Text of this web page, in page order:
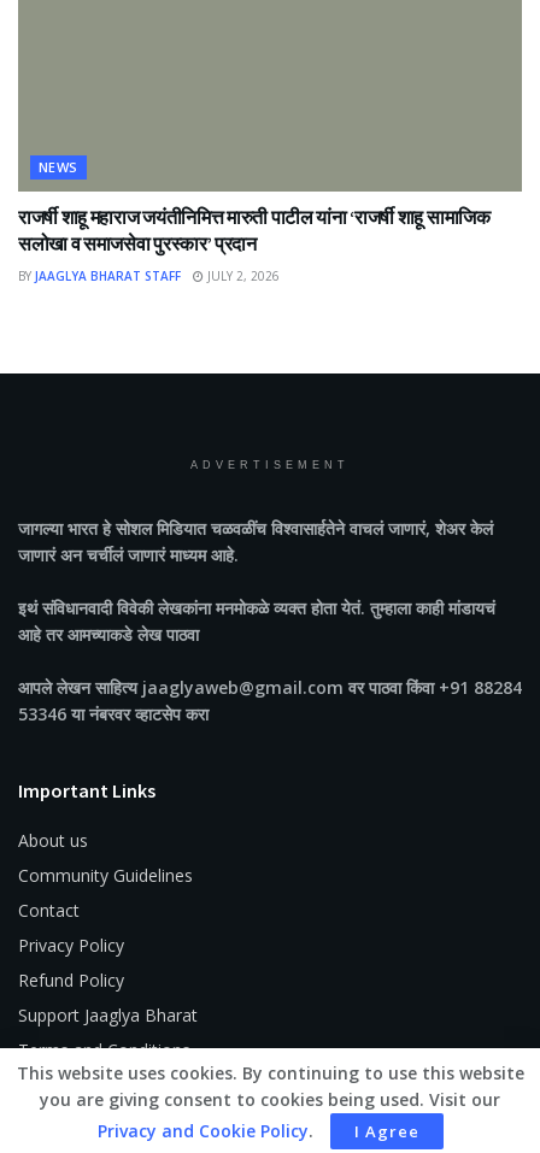
NEWS
राजर्षी शाहू महाराज जयंतीनिमित्त मारुती पाटील यांना ‘राजर्षी शाहू सामाजिक
सलोखा व समाजसेवा पुरस्कार’ प्रदान
BY JAAGLYA BHARAT STAFF JULY 2, 2026
ADVERTISEMENT
जागल्या भारतहे सोशल मिडियात चळवळींच विश्वासार्हतेने वाचलं जाणारं, शेअर केलं
जाणारं अन चर्चीलं जाणारं माध्यम आहे.
इथं संविधानवादी विवेकी लेखकांना मनमोकळे व्यक्त होता येतं. तुम्हाला काही मांडायचं
आहे तर आमच्याकडे लेख पाठवा
आपले लेखन साहित्य jaaglyaweb@gmail.com वर पाठवा किंवा +91 88284
53346 या नंबरवर व्हाटसेप करा
Important Links
About us
Community Guidelines
Contact
Privacy Policy
Refund Policy
Support Jaaglya Bharat
Terms and Conditions
This website uses cookies. By continuing to use this website
you are giving consent to cookies being used. Visit our
Privacy and Cookie Policy. I Agree